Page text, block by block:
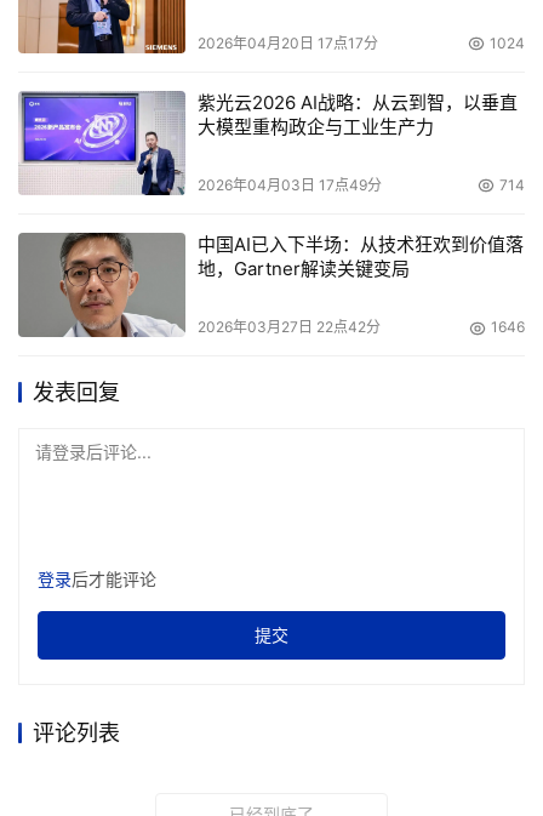
2026年04月20日 17点17分 1024
紫光云2026 AI战略：从云到智，以垂直
大模型重构政企与工业生产力
2026年04月03日 17点49分 714
中国AI已入下半场：从技术狂欢到价值落
地，Gartner解读关键变局
2026年03月27日 22点42分 1646
发表回复
请登录后评论...
登录后才能评论
提交
评论列表